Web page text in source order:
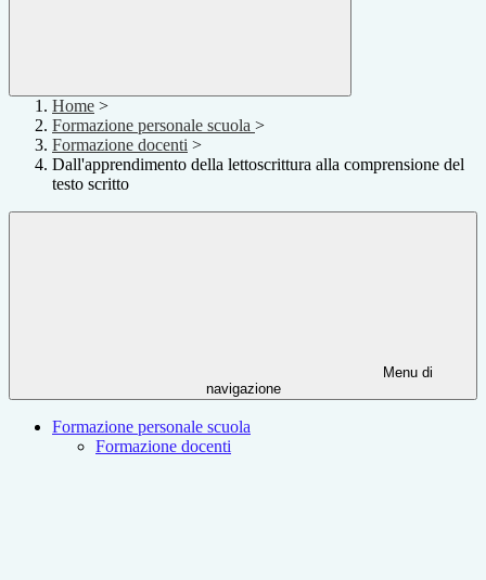
Home >
Formazione personale scuola >
Formazione docenti >
Dall'apprendimento della lettoscrittura alla comprensione del
testo scritto
Menu di
navigazione
Formazione personale scuola
Formazione docenti